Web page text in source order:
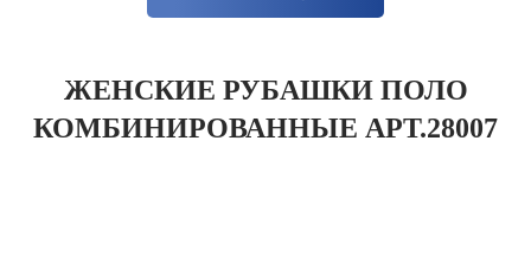
ЖЕНСКИЕ РУБАШКИ ПОЛО
КОМБИНИРОВАННЫЕ АРТ.28007